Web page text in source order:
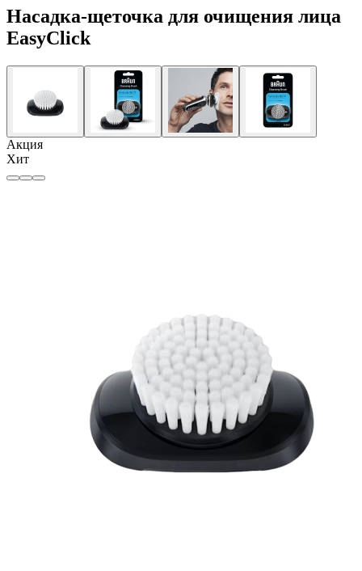
Насадка-щеточка для очищения лица
EasyClick
Акция
Хит